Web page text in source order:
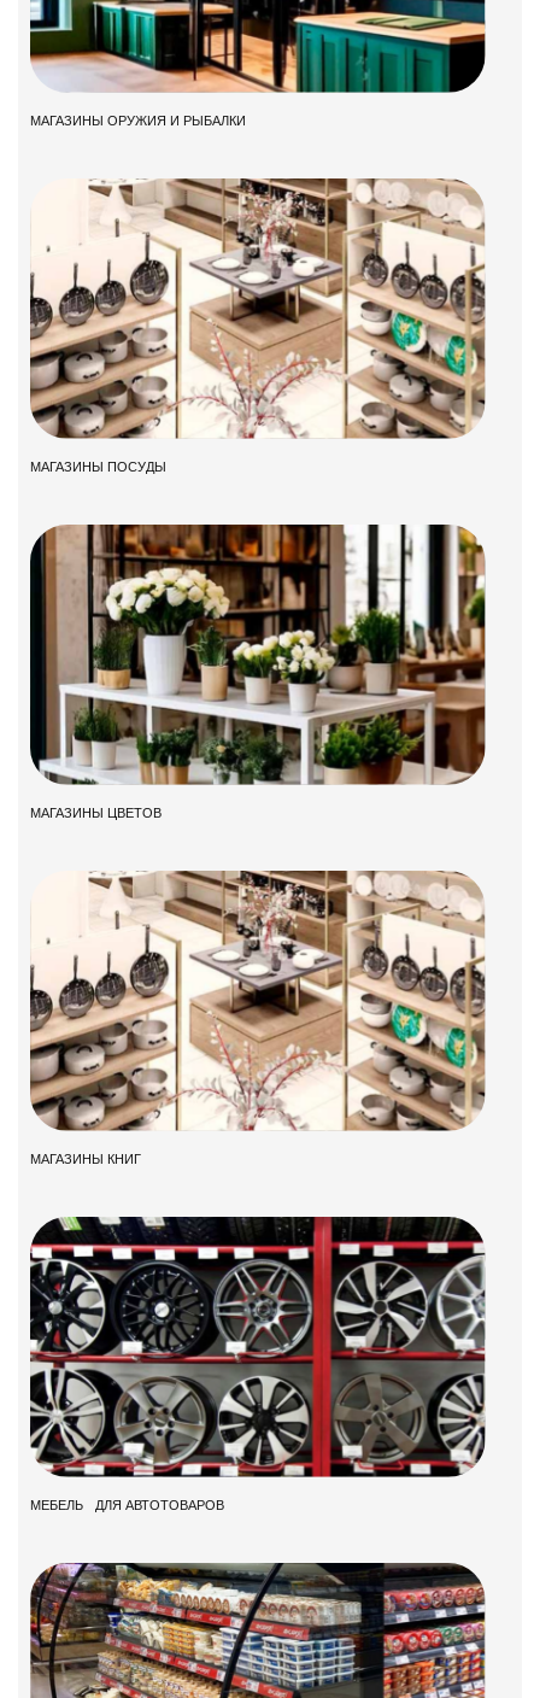
МАГАЗИНЫ ОРУЖИЯ И РЫБАЛКИ
МАГАЗИНЫ ПОСУДЫ
МАГАЗИНЫ ЦВЕТОВ
МАГАЗИНЫ КНИГ
МЕБЕЛЬ ДЛЯ АВТОТОВАРОВ